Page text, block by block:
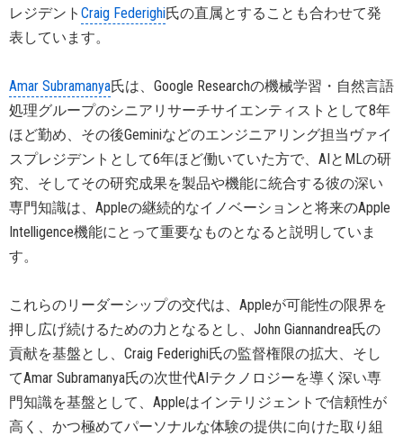
レジデント Craig Federighi氏の直属とすることも合わせて発
表しています。
Amar Subramanya氏は、Google Researchの機械学習・自然言語
処理グループのシニアリサーチサイエンティストとして8年
ほど勤め、その後Geminiなどのエンジニアリング担当ヴァイ
スプレジデントとして6年ほど働いていた方で、AIとMLの研
究、そしてその研究成果を製品や機能に統合する彼の深い
専門知識は、Appleの継続的なイノベーションと将来のApple
Intelligence機能にとって重要なものとなると説明していま
す。
これらのリーダーシップの交代は、Appleが可能性の限界を
押し広げ続けるための力となるとし、John Giannandrea氏の
貢献を基盤とし、Craig Federighi氏の監督権限の拡大、そし
てAmar Subramanya氏の次世代AIテクノロジーを導く深い専
門知識を基盤として、Appleはインテリジェントで信頼性が
高く、かつ極めてパーソナルな体験の提供に向けた取り組